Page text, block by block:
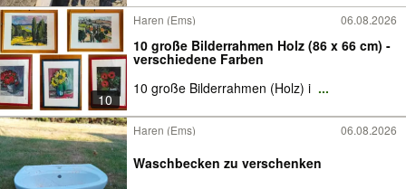
10
Haren (Ems) 06.08.2026
10 große Bilderrahmen Holz (86 x 66 cm) -
verschiedene Farben
10 große Bilderrahmen (Holz) i ...
Haren (Ems) 06.08.2026
Waschbecken zu verschenken